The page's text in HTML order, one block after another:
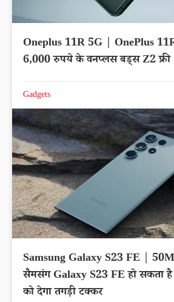
Oneplus 11R 5G | OnePlus 11R
6,000 रुपये के वनप्लस बड्स Z2 फ्री
Gadgets
Samsung Galaxy S23 FE |
सैमसंग Galaxy S23 FE हो सकता
को देगा तगड़ी टक्कर